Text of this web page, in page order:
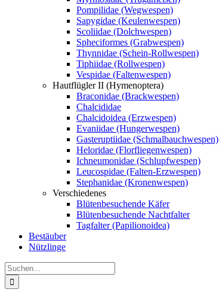
Pompilidae (Wegwespen)
Sapygidae (Keulenwespen)
Scoliidae (Dolchwespen)
Spheciformes (Grabwespen)
Thynnidae (Schein-Rollwespen)
Tiphiidae (Rollwespen)
Vespidae (Faltenwespen)
Hautflügler II (Hymenoptera)
Braconidae (Brackwespen)
Chalcididae
Chalcidoidea (Erzwespen)
Evaniidae (Hungerwespen)
Gasteruptiidae (Schmalbauchwespen)
Heloridae (Florfliegenwespen)
Ichneumonidae (Schlupfwespen)
Leucospidae (Falten-Erzwespen)
Stephanidae (Kronenwespen)
Verschiedenes
Blütenbesuchende Käfer
Blütenbesuchende Nachtfalter
Tagfalter (Papilionoidea)
Bestäuber
Nützlinge
Suche
nach: